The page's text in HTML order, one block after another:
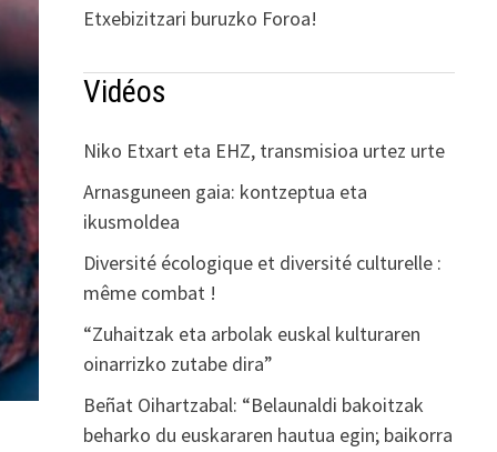
Etxebizitzari buruzko Foroa!
Vidéos
Niko Etxart eta EHZ, transmisioa urtez urte
Arnasguneen gaia: kontzeptua eta
ikusmoldea
Diversité écologique et diversité culturelle :
même combat !
“Zuhaitzak eta arbolak euskal kulturaren
oinarrizko zutabe dira”
Beñat Oihartzabal: “Belaunaldi bakoitzak
beharko du euskararen hautua egin; baikorra